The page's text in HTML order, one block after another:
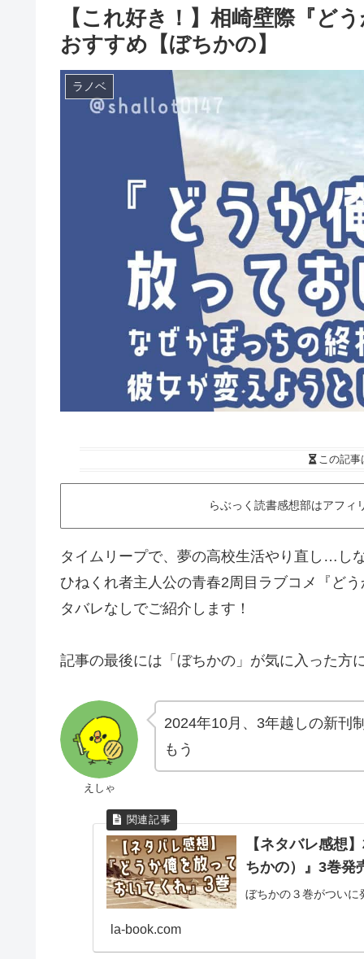
【これ好き！】相崎壁際『ど
おすすめ【ぼちかの】
ラノベ
この記事
らぶっく読書感想部はアフィ
タイムリープで、夢の高校生活やり直し…し
ひねくれ者主人公の青春2周目ラブコメ『ど
タバレなしでご紹介します！
記事の最後には「ぼちかの」が気に入った方
えしゃ
2024年10月、3年越しの新刊
もう
【ネタバレ感想
ちかの）』3巻発
ぼちかの３巻がついに
la-book.com